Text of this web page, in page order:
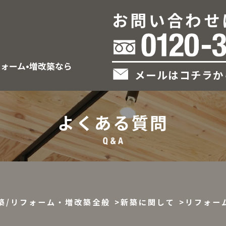
お問い合わ
メールはコチラ
ーム•増改築なら
よくある質問
/リフォーム・増改築全般 新築に関して リフォー